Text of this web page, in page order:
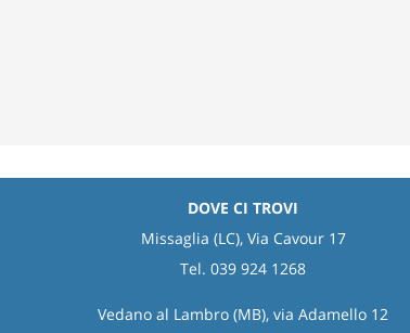
DOVE CI TROVI
Missaglia (LC), Via Cavour 17
Tel. 039 924 1268
Vedano al Lambro (MB), via Adamello 12